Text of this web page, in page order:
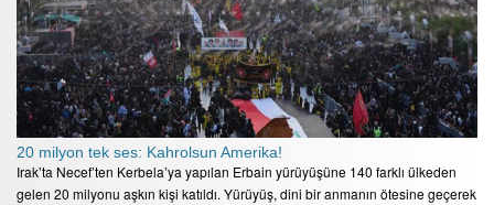
20 milyon tek ses: Kahrolsun Amerika!
Irak’ta Necef’ten Kerbela’ya yapılan Erbain yürüyüşüne 140 farklı ülkeden
gelen 20 milyonu aşkın kişi katıldı. Yürüyüş, dini bir anmanın ötesine geçerek